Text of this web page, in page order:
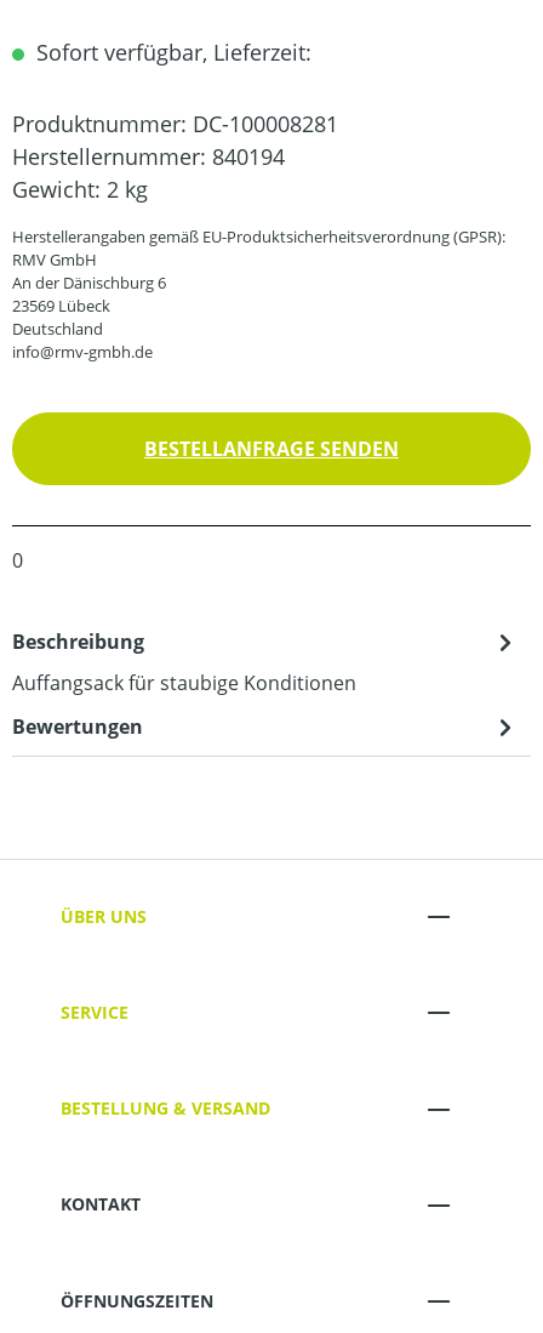
Sofort verfügbar, Lieferzeit:
Produktnummer: DC-100008281
Herstellernummer: 840194
Gewicht: 2 kg
Herstellerangaben gemäß EU-Produktsicherheitsverordnung (GPSR):
RMV GmbH
An der Dänischburg 6
23569 Lübeck
Deutschland
info@rmv-gmbh.de
BESTELLANFRAGE SENDEN
0
Beschreibung
Auffangsack für staubige Konditionen
Bewertungen
ÜBER UNS
SERVICE
BESTELLUNG & VERSAND
KONTAKT
ÖFFNUNGSZEITEN